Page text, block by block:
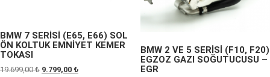
BMW 7 SERİSİ (E65, E66) SOL
ÖN KOLTUK EMNİYET KEMER
TOKASI
19.699,00₺ Orijinal
9.799,00 ₺Şu
BMW 2 VE 5 SERİSİ (F10, F20)
EGZOZ GAZI SOĞUTUCUSU –
EGR